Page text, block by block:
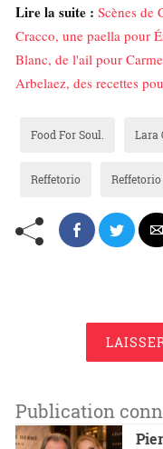
Lire la suite : Scènes de
Cracco, une paella pour
Blanc, de l'ail pour
Arbelaez, des recettes
Food For Soul. Lara
Reffetorio
Publication